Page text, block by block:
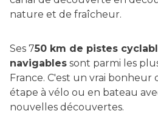
nature et de fraîcheur.
Ses 750 km de pistes
navigables sont parmi les
France. C'est un vrai bonheur
étape à vélo ou en bateau
nouvelles découvertes.